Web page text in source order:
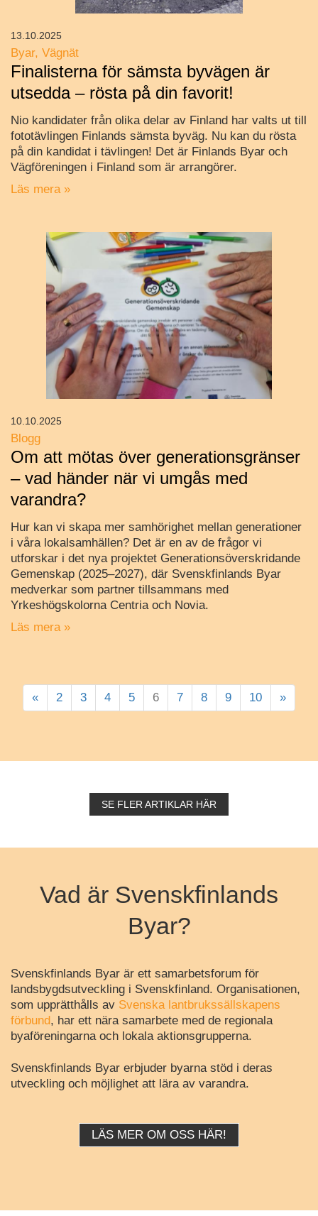
Byar Vägnät
Finalisterna för sämsta byvägen är
utsedda – rösta på din favorit!
Nio kandidater från olika delar av Finland har valts ut till
fototävlingen Finlands sämsta byväg. Nu kan du rösta
på din kandidat i tävlingen! Det är Finlands Byar och
Vägföreningen i Finland som är arrangörer.
Läs mera »
13.10.2025
Blogg
Om att mötas över generationsgränser
– vad händer när vi umgås med
varandra?
Hur kan vi skapa mer samhörighet mellan generationer
i våra lokalsamhällen? Det är en av de frågor vi
utforskar i det nya projektet Generationsöverskridande
Gemenskap (2025–2027), där Svenskfinlands Byar
medverkar som partner tillsammans med
Yrkeshögskolorna Centria och Novia.
Läs mera »
10.10.2025
« 2 3 4 5 6 7 8 9 10 »
SE FLER ARTIKLAR HÄR
Vad är Svenskfinlands
Byar?
Svenskfinlands Byar är ett samarbetsforum för
landsbygdsutveckling i Svenskfinland. Organisationen,
som upprätthålls av Svenska lantbrukssällskapens
förbund, har ett nära samarbete med de regionala
byaföreningarna och lokala aktionsgrupperna.
Svenskfinlands Byar erbjuder byarna stöd i deras
utveckling och möjlighet att lära av varandra.
LÄS MER OM OSS HÄR!